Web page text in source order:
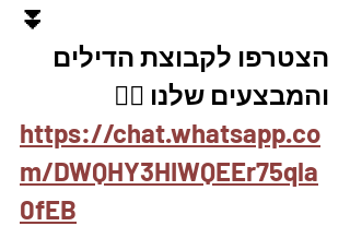
⏬
הצטרפו לקבוצת הדילים
והמבצעים שלנו 👇🏽
https://chat.whatsapp.co
m/DWQHY3HIWQEEr75qla
0fEB